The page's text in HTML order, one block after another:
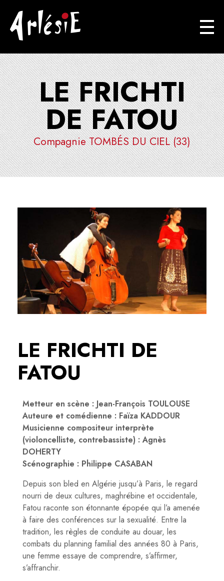
LE FRICHTI
DE FATOU
Compagnie TOMBÉS DU CIEL (33)
LE FRICHTI DE
FATOU
Metteur en scène : Jean-François TOULOUSE
Auteure et comédienne : Faïza KADDOUR
Musicienne compositeur interprète
(violoncelliste, contrebassiste) : Agnès
DOHERTY
Scénographie : Philippe CASABAN
Depuis son bled en Algérie jusqu’à Paris, le regard
nourri de deux cultures, maghrébine et occidentale,
Fatou raconte son étonnante épopée qui l’a amenée
à faire des conférences sur la sexualité. Entre la
tradition, les règles de conduite au douar, les
combats du planning familial des années 80 à Paris,
une femme essaye de comprendre, s’affirmer,
s’affranchir.